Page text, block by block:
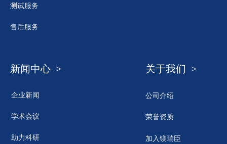
测试服务
售后服务
新闻中心 >
企业新闻
学术会议
助力科研
关于我们 >
公司介绍
荣誉资质
加入镁瑞臣